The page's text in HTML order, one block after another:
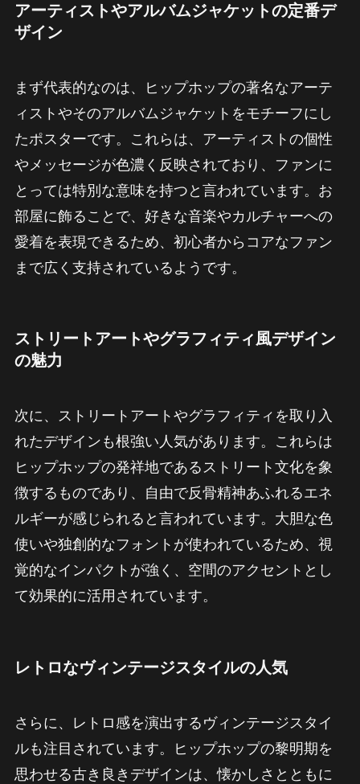
アーティストやアルバムジャケットの定番デ
ザイン
まず代表的なのは、ヒップホップの著名なアーテ
ィストやそのアルバムジャケットをモチーフにし
たポスターです。これらは、アーティストの個性
やメッセージが色濃く反映されており、ファンに
とっては特別な意味を持つと言われています。お
部屋に飾ることで、好きな音楽やカルチャーへの
愛着を表現できるため、初心者からコアなファン
まで広く支持されているようです。
ストリートアートやグラフィティ風デザイン
の魅力
次に、ストリートアートやグラフィティを取り入
れたデザインも根強い人気があります。これらは
ヒップホップの発祥地であるストリート文化を象
徴するものであり、自由で反骨精神あふれるエネ
ルギーが感じられると言われています。大胆な色
使いや独創的なフォントが使われているため、視
覚的なインパクトが強く、空間のアクセントとし
て効果的に活用されています。
レトロなヴィンテージスタイルの人気
さらに、レトロ感を演出するヴィンテージスタイ
ルも注目されています。ヒップホップの黎明期を
思わせる古き良きデザインは、懐かしさとともに